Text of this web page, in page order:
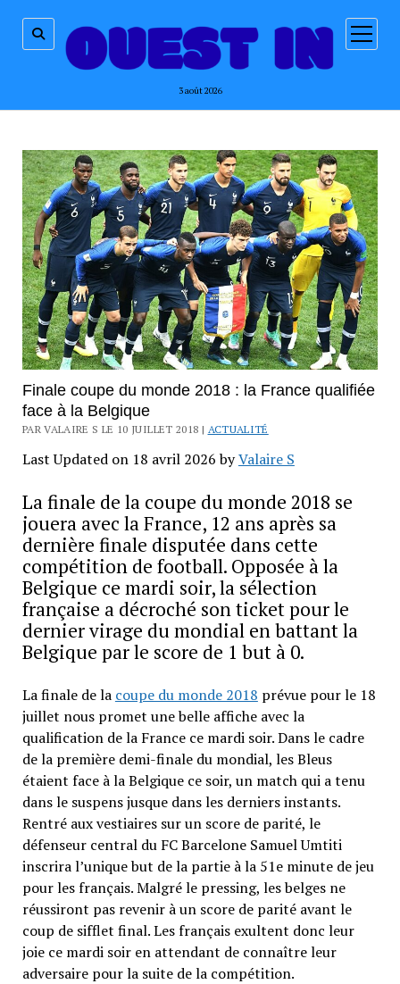
3 août 2026
ouvrir
menu
Finale coupe du monde 2018 : la France qualifiée
face à la Belgique
PAR VALAIRE S LE 10 JUILLET 2018 | ACTUALITÉ
Last Updated on 18 avril 2026 byValaire S
La finale de la coupe du monde 2018 se
jouera avec la France, 12 ans après sa
dernière finale disputée dans cette
compétition de football. Opposée à la
Belgique ce mardi soir, la sélection
française a décroché son ticket pour le
dernier virage du mondial en battant la
Belgique par le score de 1 but à 0.
La finale de la coupe du monde 2018 prévue pour le 18
juillet nous promet une belle affiche avec la
qualification de la France ce mardi soir. Dans le cadre
de la première demi-finale du mondial, les Bleus
étaient face à la Belgique ce soir, un match qui a tenu
dans le suspens jusque dans les derniers instants.
Rentré aux vestiaires sur un score de parité, le
défenseur central du FC Barcelone Samuel Umtiti
inscrira l’unique but de la partie à la 51e minute de jeu
pour les français. Malgré le pressing, les belges ne
réussiront pas revenir à un score de parité avant le
coup de sifflet final. Les français exultent donc leur
joie ce mardi soir en attendant de connaître leur
adversaire pour la suite de la compétition.